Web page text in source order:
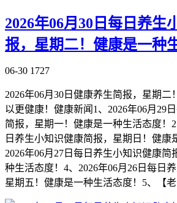
2026年06月30日每日养生
报，星期二！健康是一种
06-30 1727
2026年06月30日健康养生简报，星期二
以更健康！健康新闻1、2026年06月29
简报，星期一！健康是一种生活态度！
日养生小知识健康简报，星期日！健康
2026年06月27日每日养生小知识健康简
种生活态度！4、2026年06月26日每日
星期五！健康是一种生活态度！5、【老